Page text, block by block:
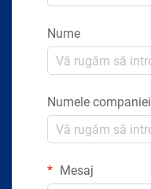
Nume
Numele companiei
Mesaj